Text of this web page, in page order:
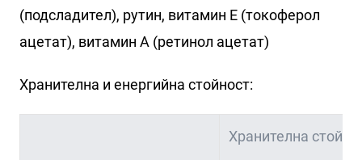
(подсладител), рутин, витамин Е (токоферол
ацетат), витамин А (ретинол ацетат)
Хранителна и енергийна стойност:
Хранителна